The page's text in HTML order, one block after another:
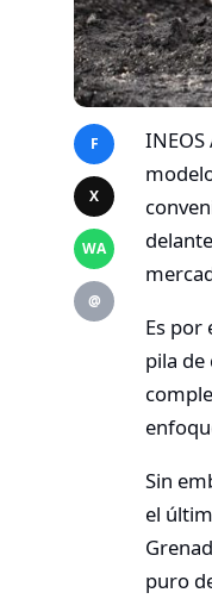
F
X
WA
@
Es por
pila
Sin
el
puro